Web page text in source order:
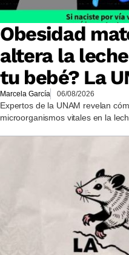
Obesidad
altera la
tu bebé? La
Marcela García 06/08/2026
Expertos de la UNAM revelan
microorganismos vitales en la